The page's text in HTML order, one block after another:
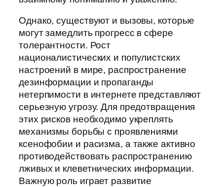
Однако, существуют и вызовы, которые
могут замедлить прогресс в сфере
толерантности. Рост
националистических и популистских
настроений в мире, распространение
дезинформации и пропаганды
нетерпимости в интернете представляют
серьезную угрозу. Для предотвращения
этих рисков необходимо укреплять
механизмы борьбы с проявлениями
ксенофобии и расизма, а также активно
противодействовать распространению
лживых и клеветнических информации.
Важную роль играет развитие